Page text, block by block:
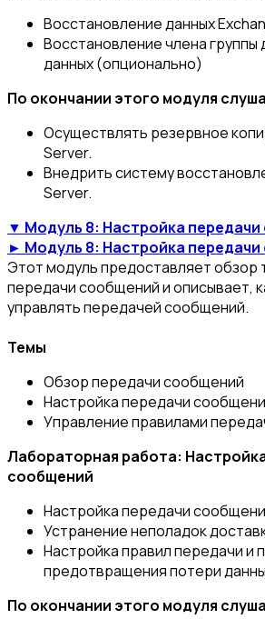
Восстановление данных
Восстановление члена группы
данных (опционально)
По окончании этого модуля
Осуществлять резервное
Server.
Внедрить систему
Server.
▼ Модуль 8: Настройка
► Модуль 8: Настройка
Этот модуль предоставляет обзор
передачи сообщений и описывает,
управлять передачей сообщений.
Темы
Обзор передачи сообщений
Настройка передачи
Управление правилами
Лабораторная работа:
сообщений
Настройка передачи
Устранение неполадок
Настройка правил передачи и
предотвращения потери
По окончании этого модуля